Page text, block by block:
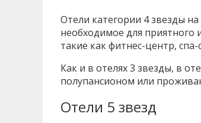
Отели категории 4 звезды
необходимое для приятного
такие как фитнес-центр, спа-
Как и в отелях 3 звезды, в
полупансионом или
Отели 5 звезд